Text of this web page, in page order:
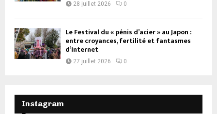
28 juillet 2026 0
Le Festival du « pénis d’acier » au Japon :
entre croyances, fertilité et fantasmes
d’Internet
27 juillet 2026 0
Instagram